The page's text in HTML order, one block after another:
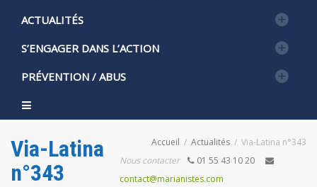
ACTUALITÉS
S’ENGAGER DANS L’ACTION
PRÉVENTION / ABUS
Via-Latina
n°343
Accueil Actualités
Via-Latina n°343
Nous contacter
01 55 43 10 20
contact@marianistes.com